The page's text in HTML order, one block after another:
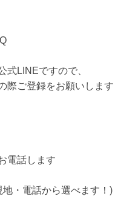
式LINEですので、
際ご登録をお願いしま
電話します
・電話から選べます！)